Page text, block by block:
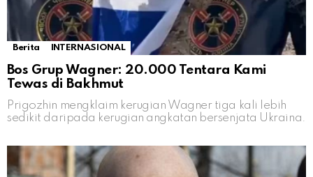
Berita INTERNASIONAL
Bos Grup Wagner: 20.000 Tentara Kami
Tewas di Bakhmut
Prigozhin mengklaim kerugian Wagner tiga kali lebih
sedikit daripada kerugian angkatan bersenjata Ukraina.